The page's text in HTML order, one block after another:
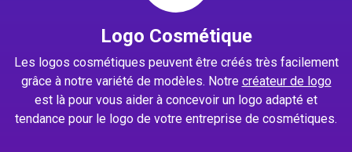
Logo Cosmétique
Les logos cosmétiques peuvent être créés très facilement
grâce à notre variété de modèles. Notre créateur de logo
est là pour vous aider à concevoir un logo adapté et
tendance pour le logo de votre entreprise de cosmétiques.